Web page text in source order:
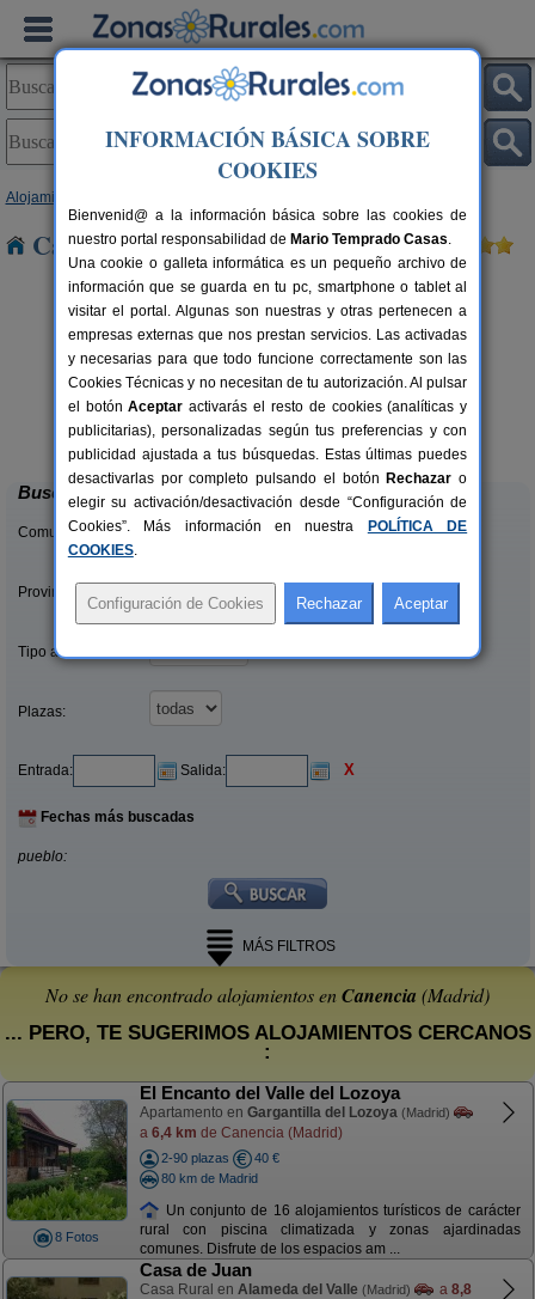
Alojamientos
Casas Rurales cerca de Canencia
10+1 pers.
desde20 €
La Mirandita
Villamanrique de Tajo (Madrid)
Buscar
Comunidades:
Provincias/Islas:
Tipo alquiler:
Plazas:
Entrada: Salida: X
Fechas más buscadas
pueblo:
MÁS FILTROS
No se han encontrado alojamientos enCanencia (Madrid)
... PERO, TE SUGERIMOS ALOJAMIENTOS CERCANOS
:
8 Fotos
El Encanto del Valle del Lozoya
Apartamento en Gargantilla del Lozoya (Madrid)
a 6,4 km de Canencia (Madrid)
2-90 plazas
40 €
80 km de Madrid
Un conjunto de 16 alojamientos turísticos de carácter
rural con piscina climatizada y zonas ajardinadas
comunes. Disfrute de los espacios am ...
Casa de Juan
Casa Rural en Alameda del Valle (Madrid) a 8,8
INFORMACIÓN BÁSICA SOBRE
COOKIES
Bienvenid@ a la información básica sobre las cookies de
nuestro portal responsabilidad de Mario Temprado Casas.
Una cookie o galleta informática es un pequeño archivo de
información que se guarda en tu pc, smartphone o tablet al
visitar el portal. Algunas son nuestras y otras pertenecen a
empresas externas que nos prestan servicios. Las activadas
y necesarias para que todo funcione correctamente son las
Cookies Técnicas y no necesitan de tu autorización. Al pulsar
el botónAceptar activarás el resto de cookies (analíticas y
publicitarias), personalizadas según tus preferencias y con
publicidad ajustada a tus búsquedas. Estas últimas puedes
desactivarlas por completo pulsando el botón Rechazar o
elegir su activación/desactivación desde “Configuración de
Cookies”. Más información en nuestra
POLÍTICA DE
COOKIES.